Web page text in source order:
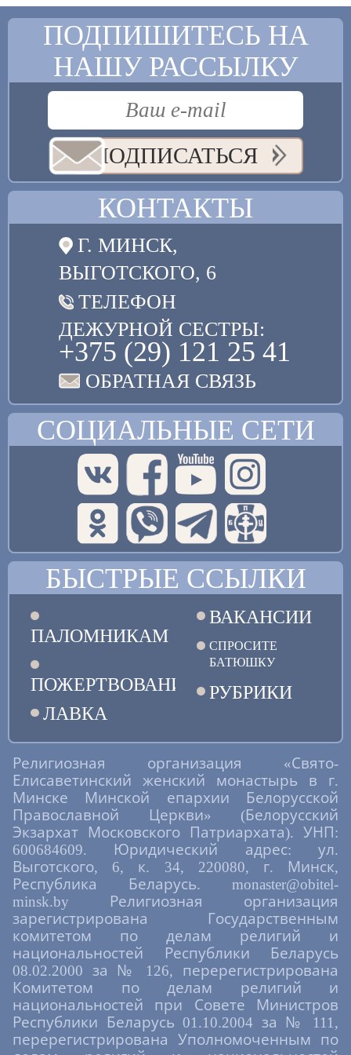
ПОДПИШИТЕСЬ НА
НАШУ РАССЫЛКУ
ПОДПИСАТЬСЯ
КОНТАКТЫ
Г. МИНСК,
ВЫГОТСКОГО, 6
ТЕЛЕФОН
ДЕЖУРНОЙ СЕСТРЫ:
+375 (29) 121 25 41
ОБРАТНАЯ СВЯЗЬ
СОЦИАЛЬНЫЕ СЕТИ
БЫСТРЫЕ ССЫЛКИ
ПАЛОМНИКАМ
ПОЖЕРТВОВАНИЯ
ЛАВКА
ВАКАНСИИ
СПРОСИТЕ
БАТЮШКУ
РУБРИКИ
Религиозная организация «Свято-
Елисаветинский женский монастырь в г.
Минске Минской епархии Белорусской
Православной Церкви» (Белорусский
Экзархат Московского Патриархата). УНП:
600684609. Юридический адрес: ул.
Выготского, 6, к. 34, 220080, г. Минск,
Республика Беларусь. monaster@obitel-
minsk.by Религиозная организация
зарегистрирована Государственным
комитетом по делам религий и
национальностей Республики Беларусь
08.02.2000 за № 126, перерегистрирована
Комитетом по делам религий и
национальностей при Совете Министров
Республики Беларусь 01.10.2004 за № 111,
перерегистрирована Уполномоченным по